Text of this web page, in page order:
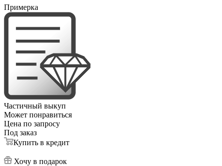
Примерка
Частичный выкуп
Может понравиться
Цена по запросу
Под заказ
Купить в кредит
Хочу в подарок